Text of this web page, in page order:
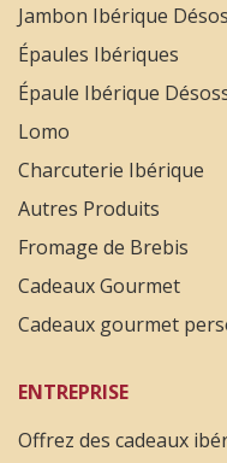
Jambon Ibérique
Épaules Ibériques
Épaule Ibérique
Lomo
Charcuterie Ibérique
Autres Produits
Fromage de Brebis
Cadeaux Gourmet
Cadeaux gourmet
ENTREPRISE
Offrez des cadeaux